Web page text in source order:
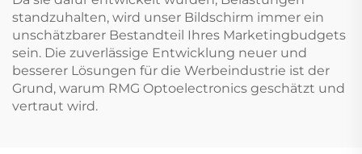
standzuhalten, wird unser Bildschirm immer ein
unschätzbarer Bestandteil Ihres Marketingbudgets
sein. Die zuverlässige Entwicklung neuer und
besserer Lösungen für die Werbeindustrie ist der
Grund, warum RMG Optoelectronics geschätzt und
vertraut wird.